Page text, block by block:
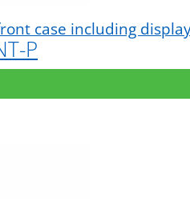
case including
P